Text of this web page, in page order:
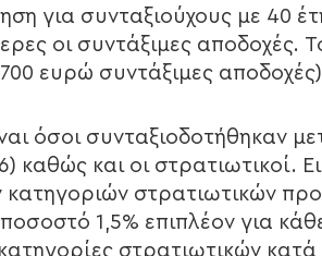
για συνταξιούχους με 40
οι συντάξιμες αποδοχές.
ευρώ συντάξιμες
όσοι συνταξιοδοτήθηκαν
καθώς και οι στρατιωτικοί.
στρατιωτικών
1,5% επιπλέον για
κατηγορίες στρατιωτικών